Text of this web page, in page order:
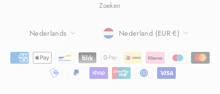
Zoeken
TAAL
Nederlands Nederland (EUR €)